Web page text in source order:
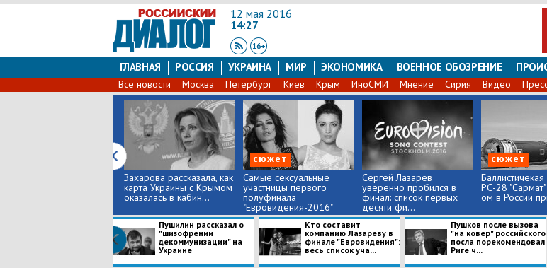
12 мая 2016
14:27
ГЛАВНАЯ РОССИЯ УКРАИНА МИР ЭКОНОМИКА ВОЕННОЕ ОБОЗРЕНИЕ
Все новости Москва Петербург Киев Крым ИноСМИ Мнение Сирия Видео
Захарова рассказала, как
карта Украины с Крымом
оказалась в кабин...
сюжет
Самые сексуальные
участницы первого
полуфинала
"Евровидения-2016"
Сергей Лазарев
уверенно пробился в
финал: список первых
десяти фи...
сюжет
Баллистичекая
РС-28
ом в России
Пушилин рассказал о
"шизофрении
декоммунизации" на
Украине
Кто составит
компанию Лазареву в
финале "Евровидения":
весь список уча...
Пушков после вызова
"на ковер" российского
посла порекомендовал
Риге ч...